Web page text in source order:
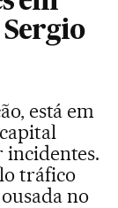
está em
incidentes.
tráfico
no